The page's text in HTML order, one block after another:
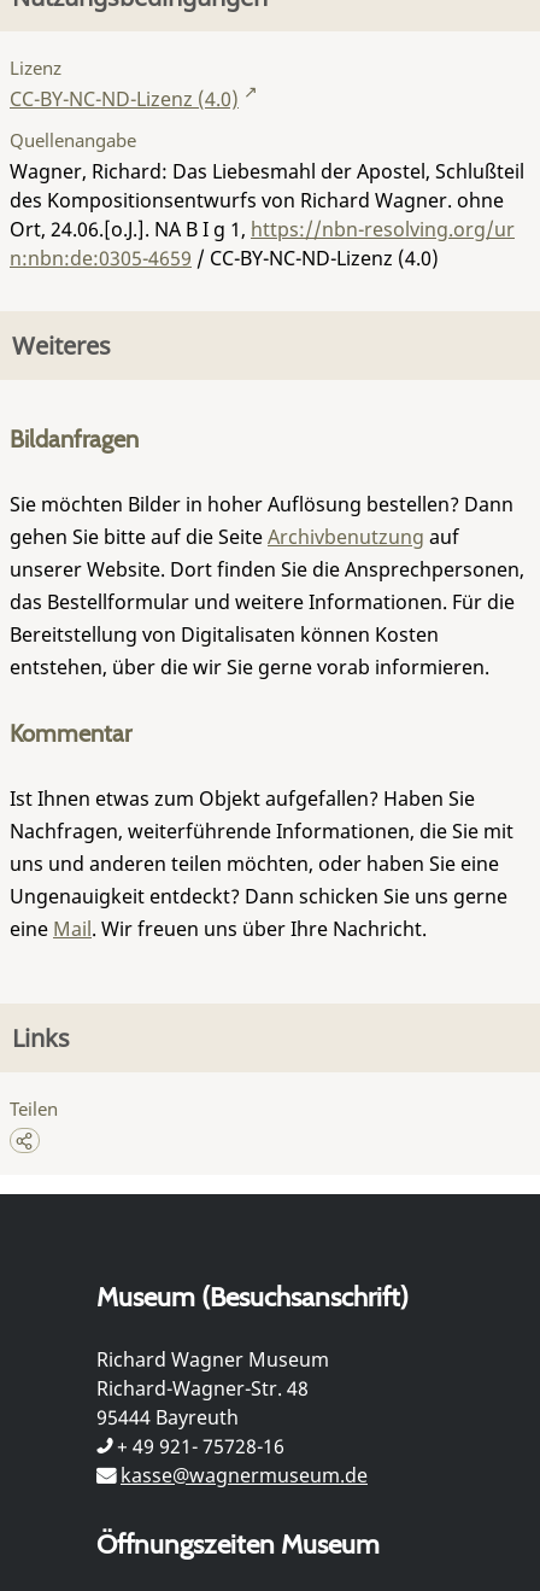
Lizenz
CC-BY-NC-ND-Lizenz (4.0)
Quellenangabe
Wagner, Richard: Das Liebesmahl der Apostel, Schlußteil
des Kompositionsentwurfs von Richard Wagner. ohne
Ort, 24.06.[o.J.]. NA B I g 1, https://nbn-resolving.org/ur
n:nbn:de:0305-4659 / CC-BY-NC-ND-Lizenz (4.0)
Weiteres
Bildanfragen
Sie möchten Bilder in hoher Auflösung bestellen? Dann
gehen Sie bitte auf die SeiteArchivbenutzung auf
unserer Website. Dort finden Sie die Ansprechpersonen,
das Bestellformular und weitere Informationen. Für die
Bereitstellung von Digitalisaten können Kosten
entstehen, über die wir Sie gerne vorab informieren.
Kommentar
Ist Ihnen etwas zum Objekt aufgefallen? Haben Sie
Nachfragen, weiterführende Informationen, die Sie mit
uns und anderen teilen möchten, oder haben Sie eine
Ungenauigkeit entdeckt? Dann schicken Sie uns gerne
eine Mail. Wir freuen uns über Ihre Nachricht.
Links
Teilen
Museum (Besuchsanschrift)
Richard Wagner Museum
Richard-Wagner-Str. 48
95444 Bayreuth
+ 49 921- 75728-16
kasse@wagnermuseum.de
Öffnungszeiten Museum